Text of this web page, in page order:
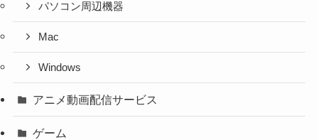
パソコン周辺機器
Mac
Windows
アニメ動画配信サービス
ゲーム